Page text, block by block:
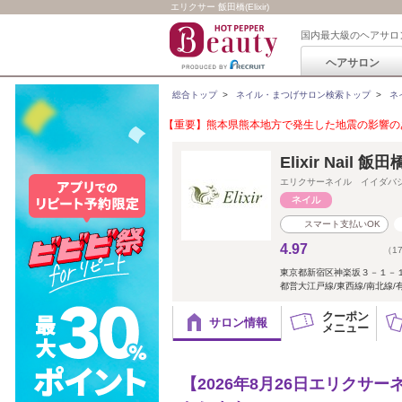
エリクサー 飯田橋(Elixir)
国内最大級のヘアサ
ヘアサロン
総合トップ> ネイル・まつげサロン検索トップ> ネ
【重要】熊本県熊本地方で発生した地震の影響
Elixir Nail 飯田
エリクサーネイル イイダバ
スマート支払いOK
4.97 （
東京都新宿区神楽坂３－１－
都営大江戸線/東西線/南北線
サロン情報
クーポン
メニュー
【2026年8月26日エリクサ